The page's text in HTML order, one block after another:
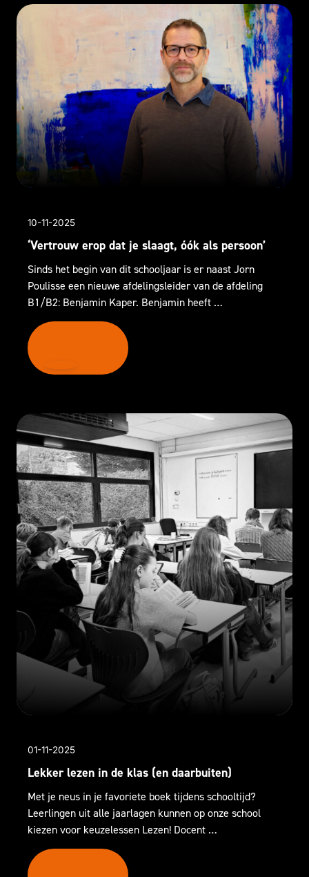
10-11-2025
‘Vertrouw erop dat je slaagt, óók als persoon’
Sinds het begin van dit schooljaar is er naast Jorn
Poulisse een nieuwe afdelingsleider van de afdeling
B1/B2: Benjamin Kaper. Benjamin heeft …
01-11-2025
Lekker lezen in de klas (en daarbuiten)
Met je neus in je favoriete boek tijdens schooltijd?
Leerlingen uit alle jaarlagen kunnen op onze school
kiezen voor keuzelessen Lezen! Docent …